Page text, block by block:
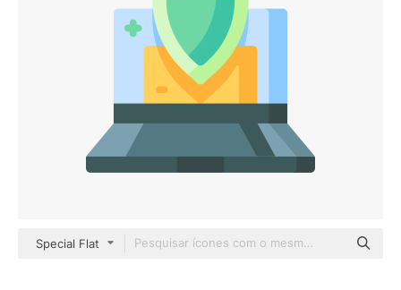
Special Flat